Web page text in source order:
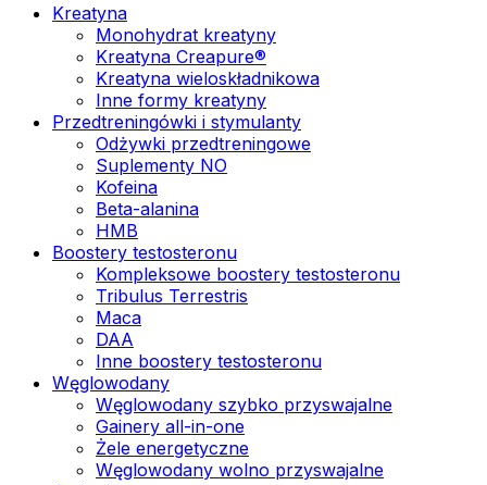
Kreatyna
Monohydrat kreatyny
Kreatyna Creapure®
Kreatyna wieloskładnikowa
Inne formy kreatyny
Przedtreningówki i stymulanty
Odżywki przedtreningowe
Suplementy NO
Kofeina
Beta-alanina
HMB
Boostery testosteronu
Kompleksowe boostery testosteronu
Tribulus Terrestris
Maca
DAA
Inne boostery testosteronu
Węglowodany
Węglowodany szybko przyswajalne
Gainery all-in-one
Żele energetyczne
Węglowodany wolno przyswajalne